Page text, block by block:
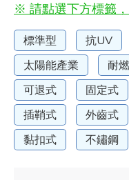
※ 請點選下方標籤
標準型 抗UV
太陽能產業
耐燃
可退式
固定式
插鞘式
外齒式
黏扣式
不鏽鋼